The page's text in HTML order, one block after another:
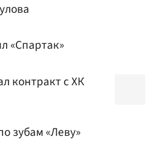
«Спартак»
контракт с ХК
зубам «Леву»